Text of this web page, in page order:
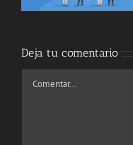
LA
Deja tu comentario